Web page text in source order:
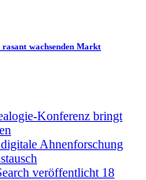
wachsenden Markt
Konferenz bringt
Ahnenforschung
veröffentlicht 18